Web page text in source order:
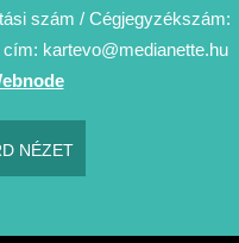
szám / Cégjegyzékszám:
kartevo@medianette.hu
NÉZET